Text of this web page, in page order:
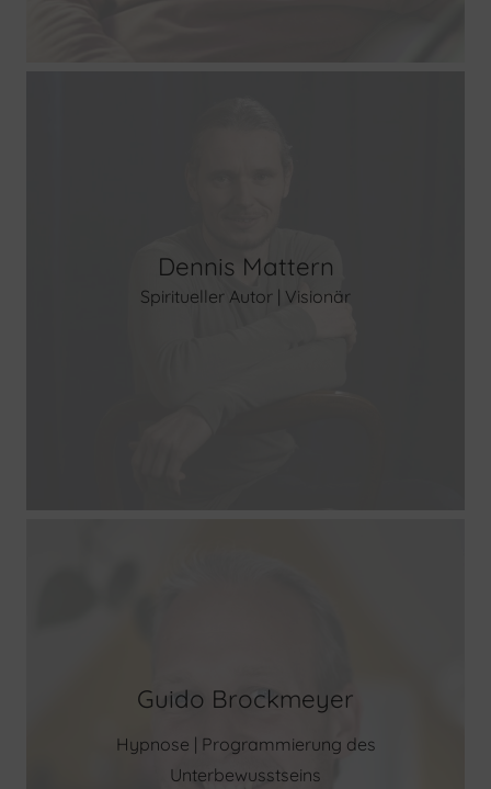
Dennis Mattern
Spiritueller Autor | Visionär
Guido Brockmeyer
Hypnose | Programmierung des
Unterbewusstseins